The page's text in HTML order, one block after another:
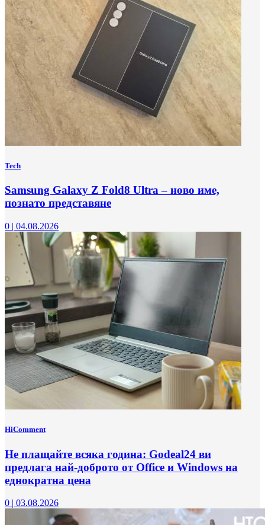
Tech
Samsung Galaxy Z Fold8 Ultra – ново име,
познато представяне
0 | 04.08.2026
HiComment
Не плащайте всяка година: Godeal24 ви
предлага най-доброто от Office и Windows на
еднократна цена
0 | 03.08.2026